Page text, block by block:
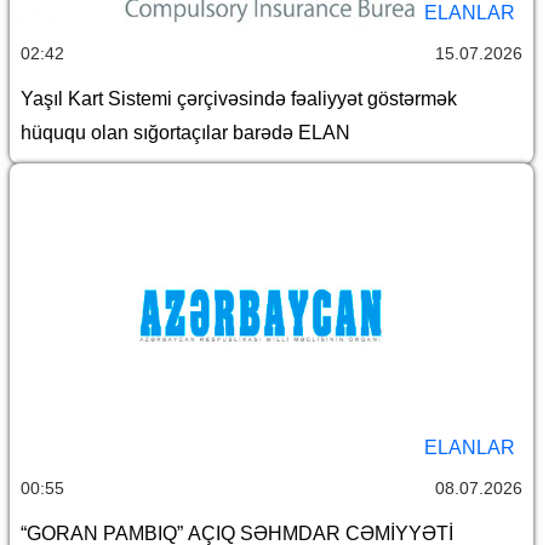
ELANLAR
02:42 15.07.2026
Yaşıl Kart Sistemi çərçivəsində fəaliyyət göstərmək
hüququ olan sığortaçılar barədə ELAN
ELANLAR
00:55 08.07.2026
“GORAN PAMBIQ” AÇIQ SƏHMDAR CƏMİYYƏTİ